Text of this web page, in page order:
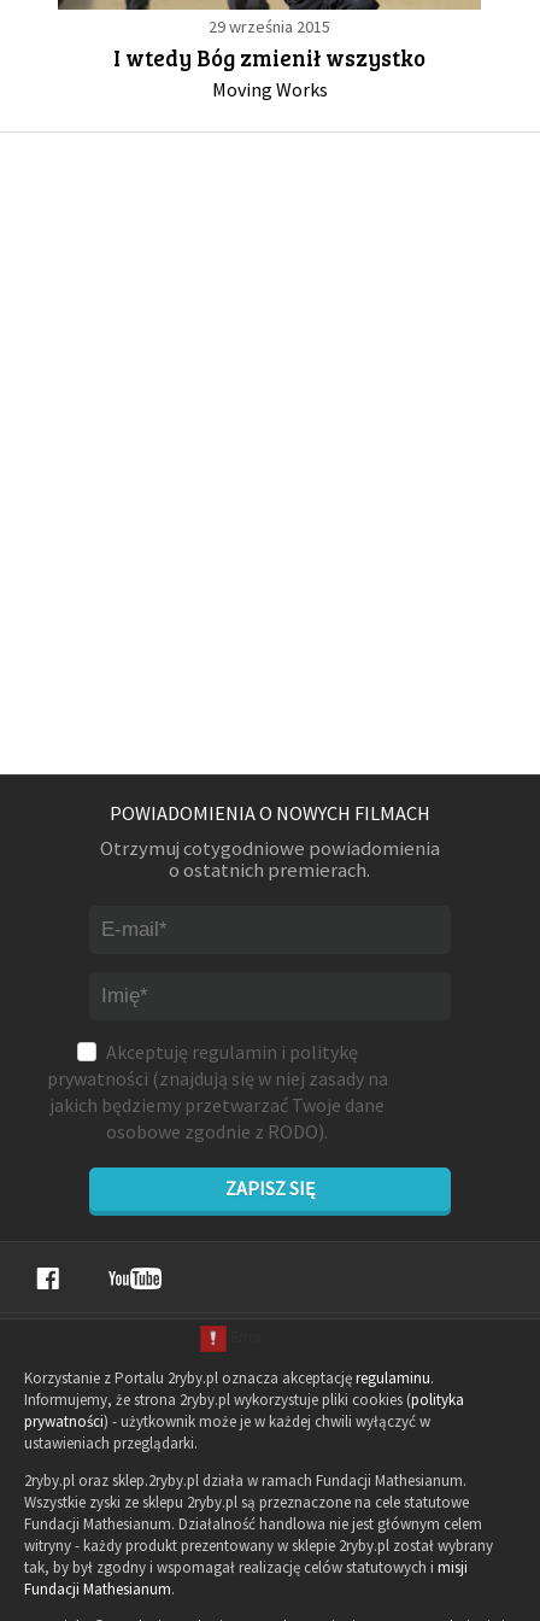
GALERIA
DRUŻYNA
29 września 2015
I wtedy Bóg zmienił wszystko
Moving Works
POWIADOMIENIA O NOWYCH FILMACH
Otrzymuj cotygodniowe powiadomienia
o ostatnich premierach.
Akceptuję regulamin i politykę
prywatności (znajdują się w niej zasady na
jakich będziemy przetwarzać Twoje dane
osobowe zgodnie z RODO).
ZAPISZ SIĘ
Korzystanie z Portalu 2ryby.pl oznacza akceptacjęregulaminu.
Informujemy, że strona 2ryby.pl wykorzystuje pliki cookies (polityka
prywatności) - użytkownik może je w każdej chwili wyłączyć w
ustawieniach przeglądarki.
2ryby.pl oraz sklep.2ryby.pl działa w ramach Fundacji Mathesianum.
Wszystkie zyski ze sklepu 2ryby.pl są przeznaczone na cele statutowe
Fundacji Mathesianum. Działalność handlowa nie jest głównym celem
witryny - każdy produkt prezentowany w sklepie 2ryby.pl został wybrany
tak, by był zgodny i wspomagał realizację celów statutowych i misji
Fundacji Mathesianum.